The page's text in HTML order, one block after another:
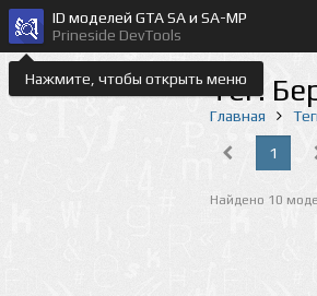
Нажмите, чтобы открыть меню
ID моделей GTA SA и SA-MP
Prineside DevTools
Тег:
Главная
1
Найдено 10